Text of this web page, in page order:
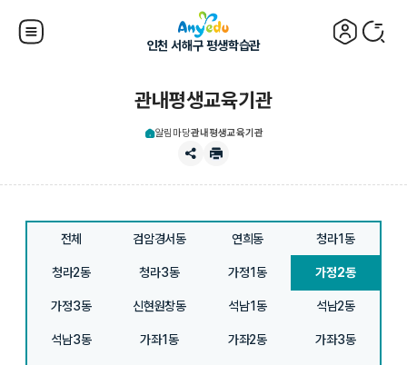
인천 서해구 평생학습관
관내평생교육기관
알림마당관내평생교육기관
전체 검암경서동 연희동 청라1동
청라2동 청라3동 가정1동 가정2동
가정3동 신현원창동 석남1동 석남2동
석남3동 가좌1동 가좌2동 가좌3동